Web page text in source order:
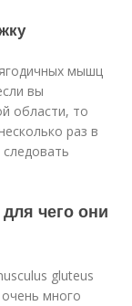
мышц
вы
области, то
раз в
чего они
gluteus
много